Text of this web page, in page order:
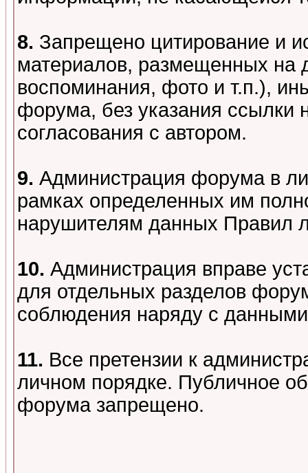
8. Запрещено цитирование и
материалов, размещенных на
воспоминания, фото и т.п.),
форума, без указания ссылки
согласования с автором.
9. Администрация форума в
рамках определенных им
нарушителям данных Правил
10. Администрация вправе
для отдельных разделов
соблюдения наряду с
11. Все претензии к
личном порядке. Публичное
форума запрещено.